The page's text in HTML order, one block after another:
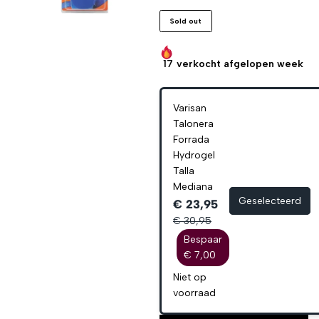
Sold out
17 verkocht afgelopen week
Varisan
Talonera
Forrada
Hydrogel
Talla
Mediana
€ 23,95
€ 30,95
Bespaar
€ 7,00
Niet op
voorraad
Geselecteerd